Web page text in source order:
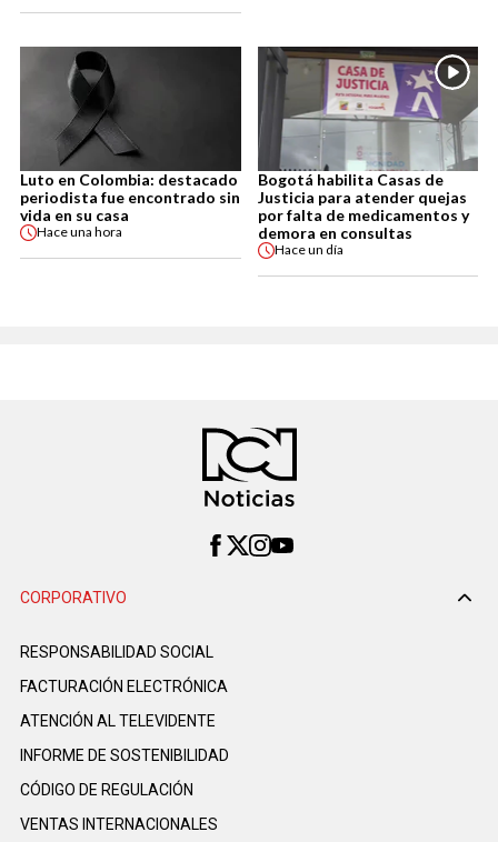
Luto en Colombia: destacado
periodista fue encontrado sin
vida en su casa
Haceuna hora
Bogotá habilita Casas de
Justicia para atender quejas
por falta de medicamentos y
demora en consultas
Haceun día
CORPORATIVO
RESPONSABILIDAD SOCIAL
FACTURACIÓN ELECTRÓNICA
ATENCIÓN AL TELEVIDENTE
INFORME DE SOSTENIBILIDAD
CÓDIGO DE REGULACIÓN
VENTAS INTERNACIONALES